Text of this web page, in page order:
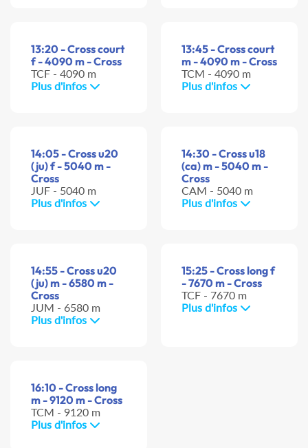
13:20 - Cross court
f - 4090 m - Cross
TCF - 4090 m
Plus d'infos
13:45 - Cross court
m - 4090 m - Cross
TCM - 4090 m
Plus d'infos
14:05 - Cross u20
(ju) f - 5040 m -
Cross
JUF - 5040 m
Plus d'infos
14:30 - Cross u18
(ca) m - 5040 m -
Cross
CAM - 5040 m
Plus d'infos
14:55 - Cross u20
(ju) m - 6580 m -
Cross
JUM - 6580 m
Plus d'infos
15:25 - Cross long f
- 7670 m - Cross
TCF - 7670 m
Plus d'infos
16:10 - Cross long
m - 9120 m - Cross
TCM - 9120 m
Plus d'infos